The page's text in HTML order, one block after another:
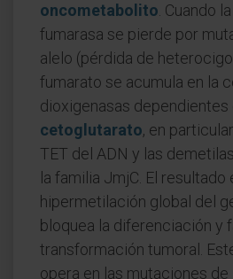
oncometabolito . Cuando
fumarasa se pierde por
alelo (pérdida de
fumarato se acumula en la
dioxigenasas dependientes
cetoglutarato, en
TET del ADN y las
la familia JmjC. El resultado
hipermetilación global del
bloquea la diferenciación y
transformación tumoral.
opera en las mutaciones de